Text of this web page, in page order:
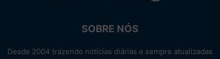
SOBRE NÓS
Desde 2004 trazendo notícias diárias e sempre atualizadas